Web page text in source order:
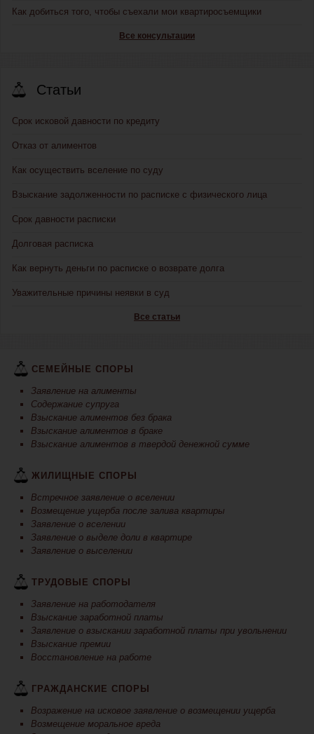
Как добиться того, чтобы съехали мои квартиросъемщики
Все консультации
Статьи
Срок исковой давности по кредиту
Отказ от алиментов
Как осуществить вселение по суду
Взыскание задолженности по расписке с физического лица
Срок давности расписки
Долговая расписка
Как вернуть деньги по расписке о возврате долга
Уважительные причины неявки в суд
Все статьи
СЕМЕЙНЫЕ СПОРЫ
Заявление на алименты
Содержание супруга
Взыскание алиментов без брака
Взыскание алиментов в браке
Взыскание алиментов в твердой денежной сумме
ЖИЛИЩНЫЕ СПОРЫ
Встречное заявление о вселении
Возмещение ущерба после залива квартиры
Заявление о вселении
Заявление о выделе доли в квартире
Заявление о выселении
ТРУДОВЫЕ СПОРЫ
Заявление на работодателя
Взыскание заработной платы
Заявление о взыскании заработной платы при увольнении
Взыскание премии
Восстановление на работе
ГРАЖДАНСКИЕ СПОРЫ
Возражение на исковое заявление о возмещении ущерба
Возмещение моральное вреда